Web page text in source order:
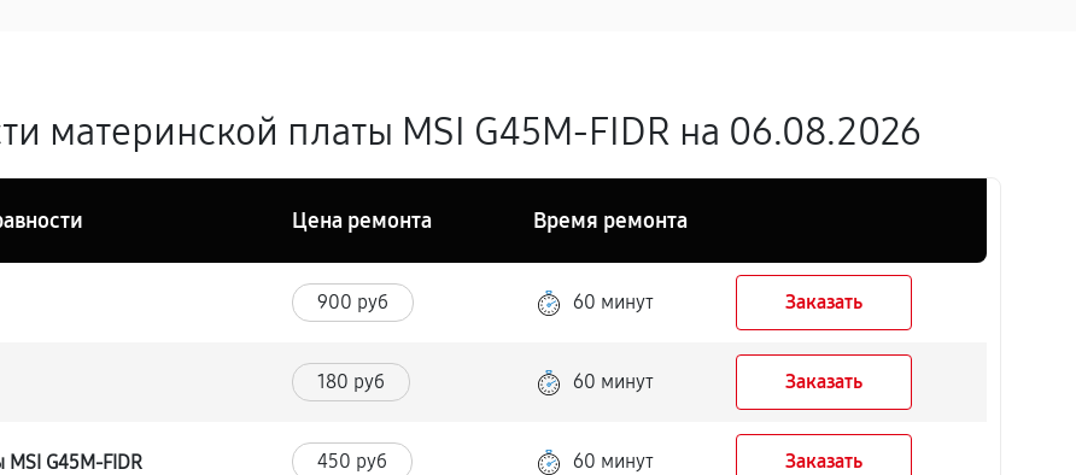
материнской платы MSI G45M-FIDR на 06.08.2026
Цена ремонта Время ремонта
900 руб 60 минут Заказать
180 руб 60 минут Заказать
G45M-FIDR 450 руб 60 минут Заказать